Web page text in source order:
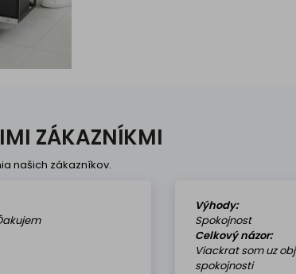
ZÁKAZNÍKMI
našich zákazníkov.
Výhody:
Spokojnost
Celkový názor:
Viackrat som uz
spokojnosti